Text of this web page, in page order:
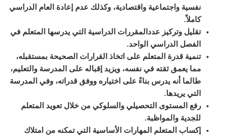
نفسية واجتماعية واقتصادية، وكذلك عدم إعادة العام الدراسي
كاملاً.
تقليل وتركيز عدد المقررات
الدراسية التي يدرسها المتعلم في
الفصل الدراسي الواحد.
تنمية قدرة المتعلم على اتخاذ القرارات الصحيحة بمستقبله،
مما يعمق ثقته في نفسه، ويزيد إقباله على المدرسة والتعليم،
طالما أنه يدرس بناءً على اختياره ووفق قدراته، وفي المدرسة
التي يريدها.
رفع المستوى التحصيلي والسلوكي من خلال تعويد المتعلم
للجدية والمواظبة.
إكساب المتعلم المهارات الأساسية التي تمكنه من امتلاك